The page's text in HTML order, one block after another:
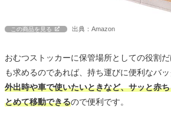
この商品を見る 出典：Amazon
おむつストッカーに保管場所としての役割
も求めるのであれば、持ち運びに便利なバッ
外出時や車で使いたいときなど、サッと赤
とめて移動できるので便利です。